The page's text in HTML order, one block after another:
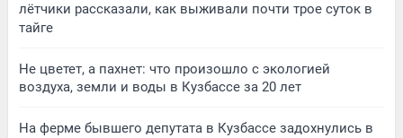
лётчики рассказали, как выживали почти трое суток в
тайге
Не цветет, а пахнет: что произошло с экологией
воздуха, земли и воды в Кузбассе за 20 лет
На ферме бывшего депутата в Кузбассе задохнулись в